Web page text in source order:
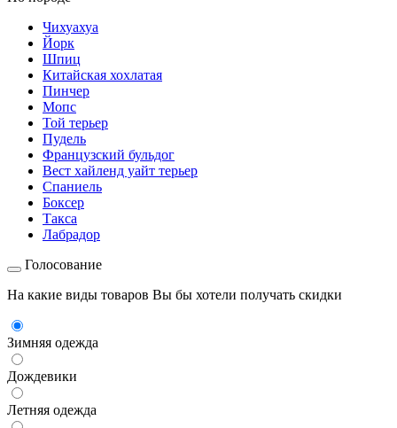
Чихуахуа
Йорк
Шпиц
Китайская хохлатая
Пинчер
Мопс
Той терьер
Пудель
Французский бульдог
Вест хайленд уайт терьер
Спаниель
Боксер
Такса
Лабрадор
Голосование
На какие виды товаров Вы бы хотели получать скидки
Зимняя одежда
Дождевики
Летняя одежда